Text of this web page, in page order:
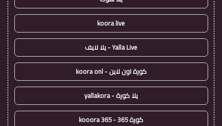
koora live
Yalla Live - يلا لايف
كورة اون لاين - koora onl
يلا كورة - yallakora
كورة 365 - kooora 365